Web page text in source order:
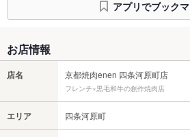
アプリでブック
お店情報
店名 京都焼肉enen 四条河原町店
フレンチ×黒毛和牛の創作焼肉店
エリア 四条河原町